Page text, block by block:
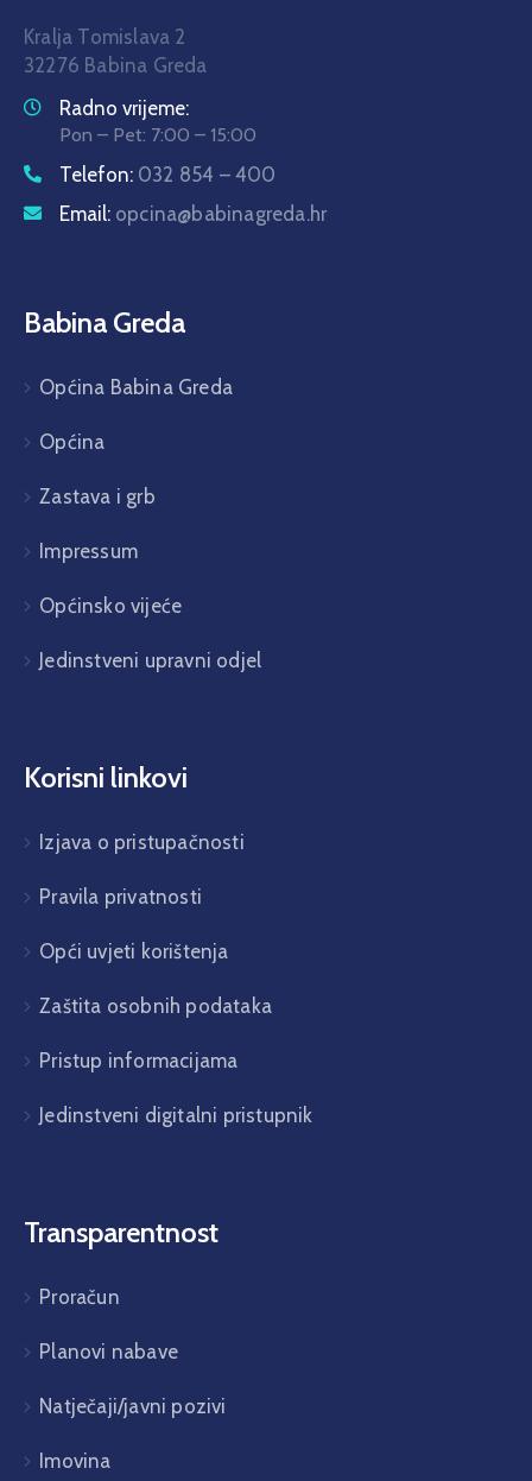
Kralja Tomislava 2
32276 Babina Greda
Radno vrijeme:
Pon – Pet: 7:00 – 15:00
Telefon: 032 854 – 400
Email: opcina@babinagreda.hr
Babina Greda
Općina Babina Greda
Općina
Zastava i grb
Impressum
Općinsko vijeće
Jedinstveni upravni odjel
Korisni linkovi
Izjava o pristupačnosti
Pravila privatnosti
Opći uvjeti korištenja
Zaštita osobnih podataka
Pristup informacijama
Jedinstveni digitalni pristupnik
Transparentnost
Proračun
Planovi nabave
Natječaji/javni pozivi
Imovina